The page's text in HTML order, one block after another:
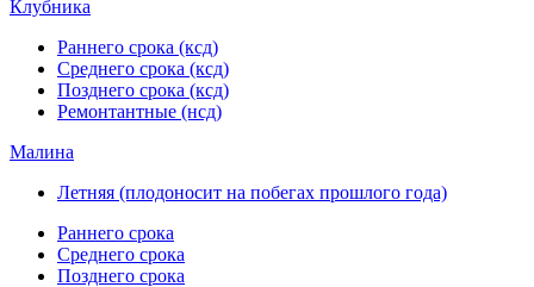
Клубника
Раннего срока (ксд)
Среднего срока (ксд)
Позднего срока (ксд)
Ремонтантные (нсд)
Малина
Летняя (плодоносит на побегах прошлого года)
Раннего срока
Среднего срока
Позднего срока